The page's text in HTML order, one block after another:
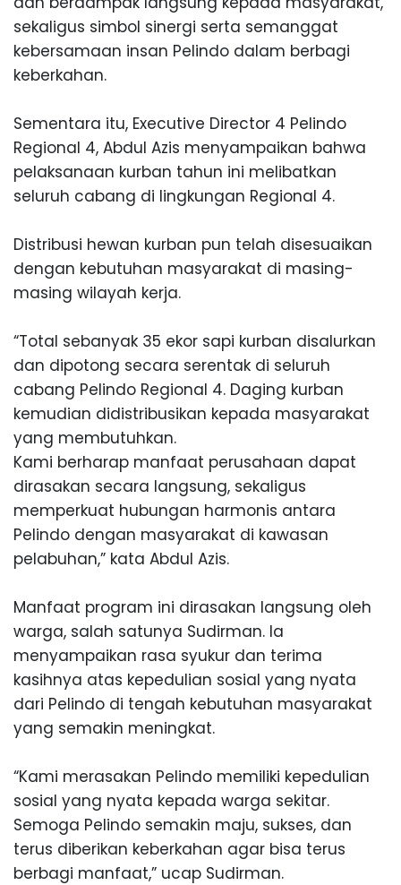
sekaligus simbol sinergi serta semanggat
kebersamaan insan Pelindo dalam berbagi
keberkahan.
Sementara itu, Executive Director 4 Pelindo
Regional 4, Abdul Azis menyampaikan bahwa
pelaksanaan kurban tahun ini melibatkan
seluruh cabang di lingkungan Regional 4.
Distribusi hewan kurban pun telah disesuaikan
dengan kebutuhan masyarakat di masing-
masing wilayah kerja.
“Total sebanyak 35 ekor sapi kurban disalurkan
dan dipotong secara serentak di seluruh
cabang Pelindo Regional 4. Daging kurban
kemudian didistribusikan kepada masyarakat
yang membutuhkan.
Kami berharap manfaat perusahaan dapat
dirasakan secara langsung, sekaligus
memperkuat hubungan harmonis antara
Pelindo dengan masyarakat di kawasan
pelabuhan,” kata Abdul Azis.
Manfaat program ini dirasakan langsung oleh
warga, salah satunya Sudirman. Ia
menyampaikan rasa syukur dan terima
kasihnya atas kepedulian sosial yang nyata
dari Pelindo di tengah kebutuhan masyarakat
yang semakin meningkat.
“Kami merasakan Pelindo memiliki kepedulian
sosial yang nyata kepada warga sekitar.
Semoga Pelindo semakin maju, sukses, dan
terus diberikan keberkahan agar bisa terus
berbagi manfaat,” ucap Sudirman.